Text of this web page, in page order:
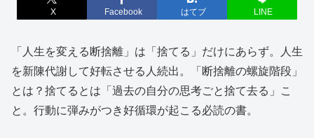
X Facebook はてブ LINE
「人生を変える断捨離」は「捨てる」だけにあらず。人生
を新陳代謝して好転させる人続出。「断捨離の螺旋階段」
とは？捨てるとは「過去の自分の思考ごと捨て去る」こ
と。行動に弾みがつき好循環が起こる必読の書。